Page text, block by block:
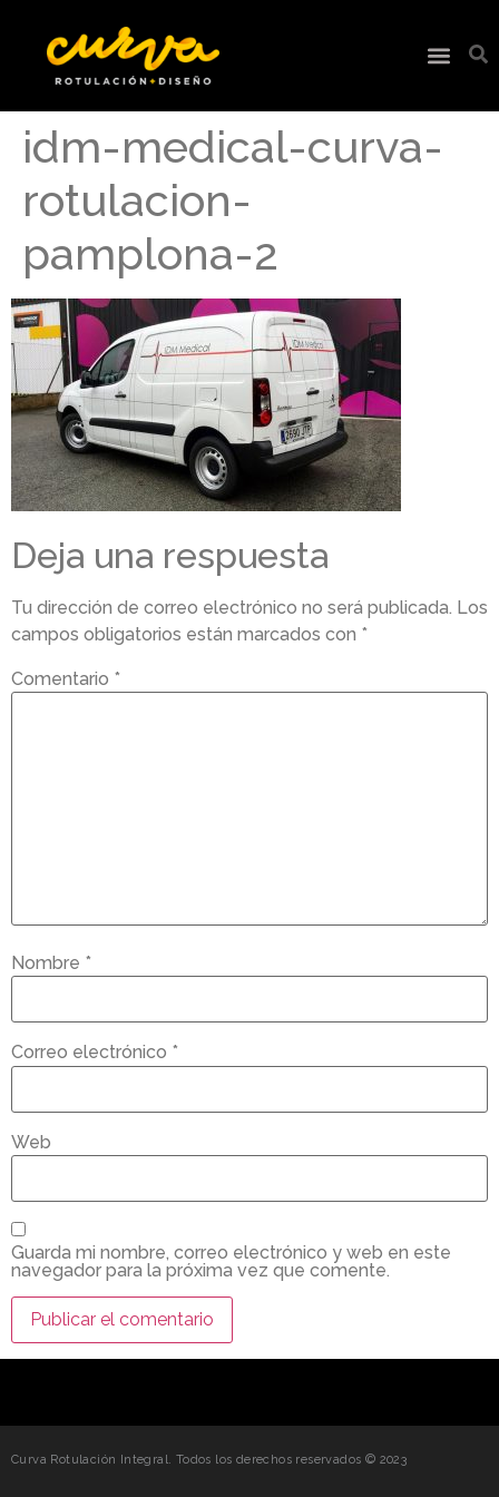
idm-medical-curva-
rotulacion-
pamplona-2
Deja una respuesta
Tu dirección de correo electrónico no será publicada. Los
campos obligatorios están marcados con *
Comentario *
Nombre *
Correo electrónico *
Web
Guarda mi nombre, correo electrónico y web en este
navegador para la próxima vez que comente.
Curva Rotulación Integral. Todos los derechos reservados © 2023